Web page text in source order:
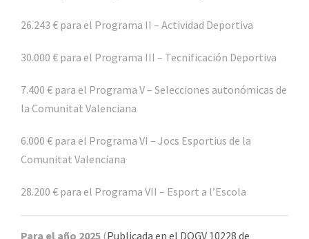
26.243 € para el Programa II – Actividad Deportiva
30.000 € para el Programa III – Tecnificación Deportiva
7.400 € para el Programa V – Selecciones autonómicas de
la Comunitat Valenciana
6.000 € para el Programa VI – Jocs Esportius de la
Comunitat Valenciana
28.200 € para el Programa VII – Esport a l’Escola
Para el año 2025 (Publicada en el DOGV 10228 de